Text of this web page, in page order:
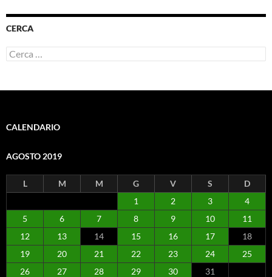
CERCA
Ricerca
per:
CALENDARIO
AGOSTO 2019
L M M G V S
D
1
2 3
4
5
6 7 8 9 10
11
12
13 14 15 16 17
18
19
20 21 22 23 24
25
26
27 28 29 30
31